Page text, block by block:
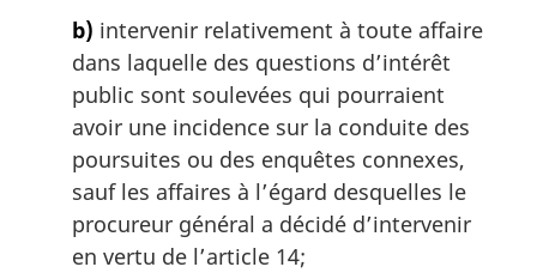
b) intervenir relativement à toute affaire
dans laquelle des questions d’intérêt
public sont soulevées qui pourraient
avoir une incidence sur la conduite des
poursuites ou des enquêtes connexes,
sauf les affaires à l’égard desquelles le
procureur général a décidé d’intervenir
en vertu de l’article 14;